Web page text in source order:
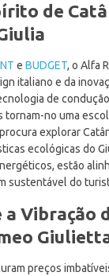
de
e BUDGET, o Alfa
italiano e da
de
no uma
explorar
ecológicas do
estão
sustentável do
Vibração
preços